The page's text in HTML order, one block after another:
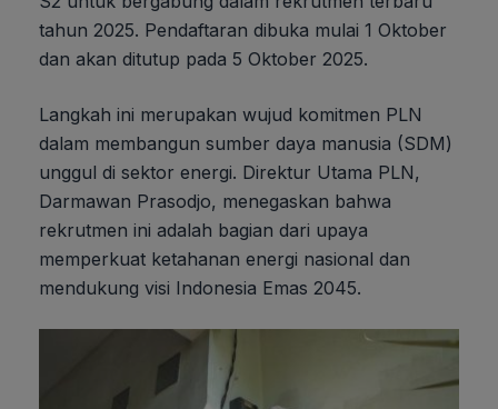
tahun 2025. Pendaftaran dibuka mulai 1 Oktober
dan akan ditutup pada 5 Oktober 2025.
Langkah ini merupakan wujud komitmen PLN
dalam membangun sumber daya manusia (SDM)
unggul di sektor energi. Direktur Utama PLN,
Darmawan Prasodjo, menegaskan bahwa
rekrutmen ini adalah bagian dari upaya
memperkuat ketahanan energi nasional dan
mendukung visi Indonesia Emas 2045.